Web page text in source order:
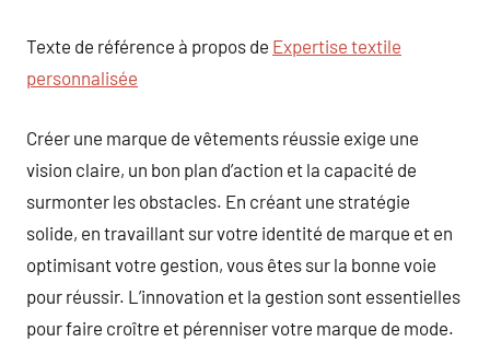
Texte de référence à propos de Expertise textile
personnalisée
Créer une marque de vêtements réussie exige une
vision claire, un bon plan d’action et la capacité de
surmonter les obstacles. En créant une stratégie
solide, en travaillant sur votre identité de marque et en
optimisant votre gestion, vous êtes sur la bonne voie
pour réussir. L’innovation et la gestion sont essentielles
pour faire croître et pérenniser votre marque de mode.